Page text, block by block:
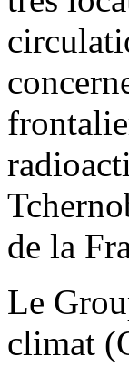
de la
Le
climat